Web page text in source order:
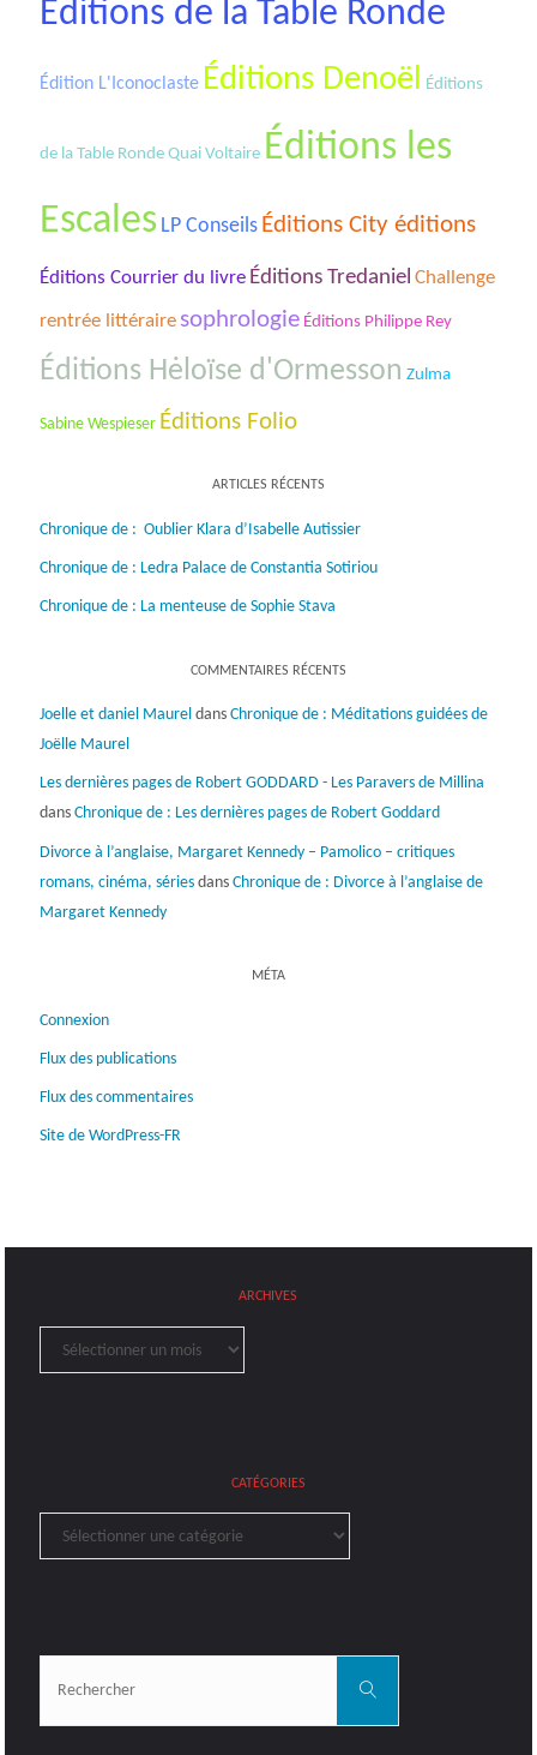
Éditions de la Table Ronde
Édition L'Iconoclaste Éditions Denoël Éditions
de la Table Ronde Quai Voltaire Éditions les
Escales LP Conseils Éditions City éditions
Éditions Courrier du livre Éditions Tredaniel Challenge
rentrée littéraire sophrologie Éditions Philippe Rey
Éditions Hėloïse d'Ormesson Zulma
Sabine Wespieser Éditions Folio
ARTICLES RÉCENTS
Chronique de : Oublier Klara d’Isabelle Autissier
Chronique de : Ledra Palace de Constantia Sotiriou
Chronique de : La menteuse de Sophie Stava
COMMENTAIRES RÉCENTS
Joelle et daniel Maureldans Chronique de : Méditations guidées de
Joëlle Maurel
Les dernières pages de Robert GODDARD - Les Paravers de Millina
dans Chronique de : Les dernières pages de Robert Goddard
Divorce à l’anglaise, Margaret Kennedy – Pamolico – critiques
romans, cinéma, sériesdans Chronique de : Divorce à l’anglaise de
Margaret Kennedy
MÉTA
Connexion
Flux des publications
Flux des commentaires
Site de WordPress-FR
ARCHIVES
Archives
CATÉGORIES
Catégories
Rechercher